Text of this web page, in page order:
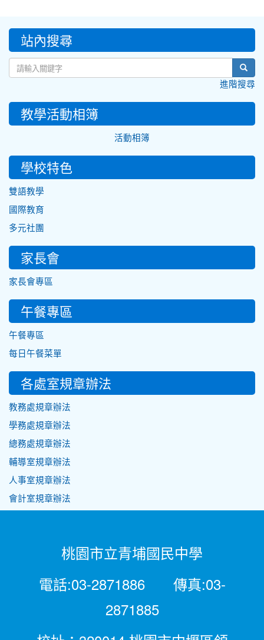
::: 站內搜尋
進階搜尋
教學活動相簿
活動相簿
學校特色
雙語教學
國際教育
多元社團
家長會
家長會專區
午餐專區
午餐專區
每日午餐菜單
各處室規章辦法
教務處規章辦法
學務處規章辦法
總務處規章辦法
輔導室規章辦法
人事室規章辦法
會計室規章辦法
桃園市立青埔國民中學
電話:03-2871886 傳真:03-
2871885